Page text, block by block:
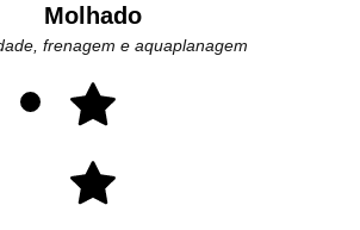
Molhado
frenagem e aquaplanagem